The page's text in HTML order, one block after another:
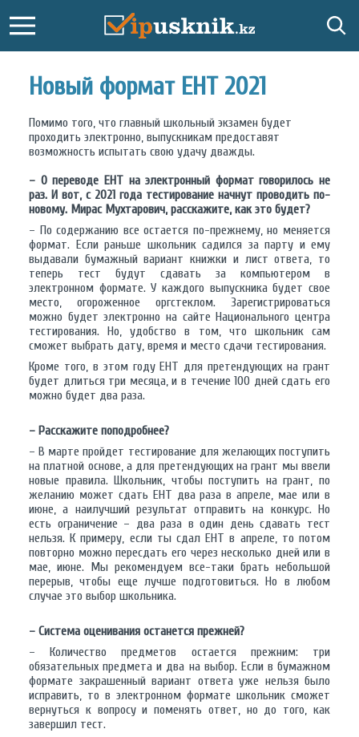
Новый формат ЕНТ 2021
Помимо того, что главный школьный экзамен будет
проходить электронно, выпускникам предоставят
возможность испытать свою удачу дважды.
– О переводе ЕНТ на электронный формат говорилось не
раз. И вот, с 2021 года тестирование начнут проводить по-
новому. Мирас Мухтарович, расскажите, как это будет?
– По содержанию все остается по-прежнему, но меняется
формат. Если раньше школьник садился за парту и ему
выдавали бумажный вариант книжки и лист ответа, то
теперь тест будут сдавать за компьютером в
электронном формате. У каждого выпускника будет свое
место, огороженное оргстеклом. Зарегистрироваться
можно будет электронно на сайте Национального центра
тестирования. Но, удобство в том, что школьник сам
сможет выбрать дату, время и место сдачи тестирования.
Кроме того, в этом году ЕНТ для претендующих на грант
будет длиться три месяца, и в течение 100 дней сдать его
можно будет два раза.
– Расскажите поподробнее?
– В марте пройдет тестирование для желающих поступить
на платной основе, а для претендующих на грант мы ввели
новые правила. Школьник, чтобы поступить на грант, по
желанию может сдать ЕНТ два раза в апреле, мае или в
июне, а наилучший результат отправить на конкурс. Но
есть ограничение – два раза в один день сдавать тест
нельзя. К примеру, если ты сдал ЕНТ в апреле, то потом
повторно можно пересдать его через несколько дней или в
мае, июне. Мы рекомендуем все-таки брать небольшой
перерыв, чтобы еще лучше подготовиться. Но в любом
случае это выбор школьника.
– Система оценивания останется прежней?
– Количество предметов остается прежним: три
обязательных предмета и два на выбор. Если в бумажном
формате закрашенный вариант ответа уже нельзя было
исправить, то в электронном формате школьник сможет
вернуться к вопросу и поменять ответ, но до того, как
завершил тест.